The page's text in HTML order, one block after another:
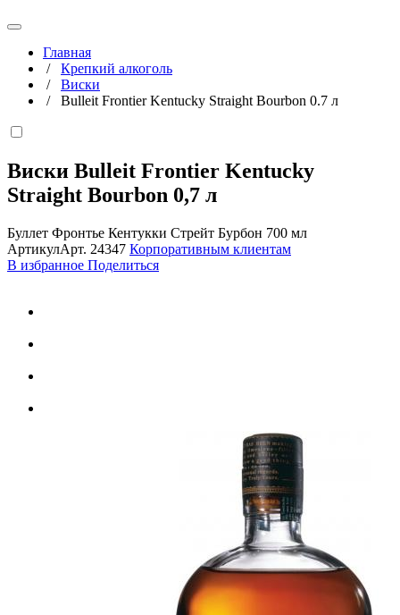
Главная
/ Крепкий алкоголь
/ Виски
/ Bulleit Frontier Kentucky Straight Bourbon 0.7 л
Виски Bulleit Frontier Kentucky
Straight Bourbon 0,7 л
Буллет Фронтье Кентукки Стрейт Бурбон 700 мл
АртикулАрт. 24347 Корпоративным клиентам
В избранное Поделиться